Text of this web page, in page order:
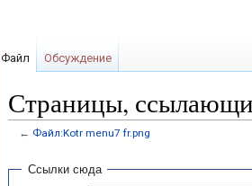
Страницы,
← Файл:Kotr menu7 fr.png
Перейти
Перейти
Ссылки сюда
Файл Обсуждение